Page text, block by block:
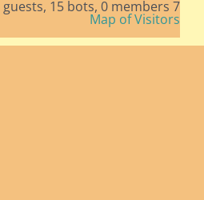
7 guests,
15 bots, 0 members
Map of Visitors